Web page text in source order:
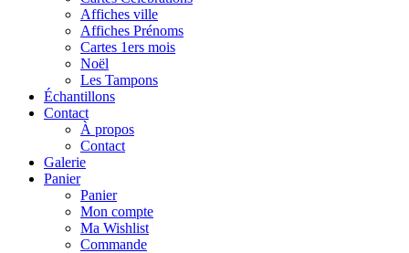
Affiches ville
Affiches Prénoms
Cartes 1ers mois
Noël
Les Tampons
Échantillons
Contact
À propos
Contact
Galerie
Panier
Panier
Mon compte
Ma Wishlist
Commande